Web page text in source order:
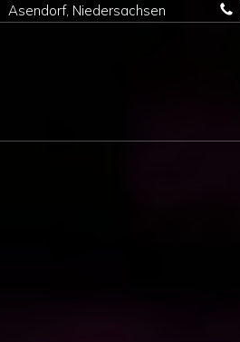
Asendorf, Niedersachsen